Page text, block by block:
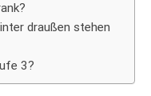
draußen stehen
3?